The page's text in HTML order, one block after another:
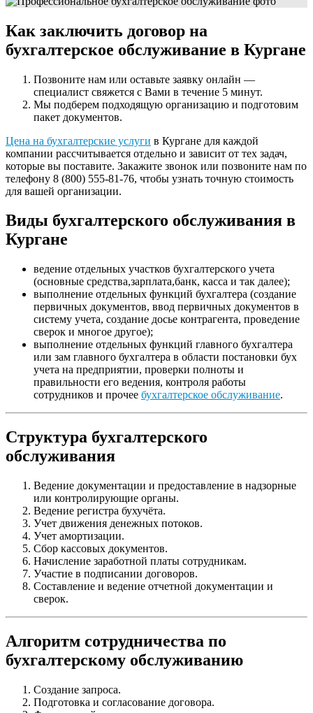
Как заключить договор на
бухгалтерское обслуживание в Кургане
Позвоните нам или оставьте заявку онлайн —
специалист свяжется с Вами в течение 5 минут.
Мы подберем подходящую организацию и подготовим
пакет документов.
Цена на бухгалтерские услуги в Кургане для каждой
компании рассчитывается отдельно и зависит от тех задач,
которые вы поставите. Закажите звонок или позвоните нам по
телефону 8 (800) 555-81-76, чтобы узнать точную стоимость
для вашей организации.
Виды бухгалтерского обслуживания в
Кургане
ведение отдельных участков бухгалтерского учета
(основные средства,зарплата,банк, касса и так далее);
выполнение отдельных функций бухгалтера (создание
первичных документов, ввод первичных документов в
систему учета, создание досье контрагента, проведение
сверок и многое другое);
выполнение отдельных функций главного бухгалтера
или зам главного бухгалтера в области постановки бух
учета на предприятии, проверки полноты и
правильности его ведения, контроля работы
сотрудников и прочее бухгалтерское обслуживание.
Структура бухгалтерского
обслуживания
Ведение документации и предоставление в надзорные
или контролирующие органы.
Ведение регистра бухучёта.
Учет движения денежных потоков.
Учет амортизации.
Сбор кассовых документов.
Начисление заработной платы сотрудникам.
Участие в подписании договоров.
Составление и ведение отчетной документации и
сверок.
Алгоритм сотрудничества по
бухгалтерскому обслуживанию
Создание запроса.
Подготовка и согласование договора.